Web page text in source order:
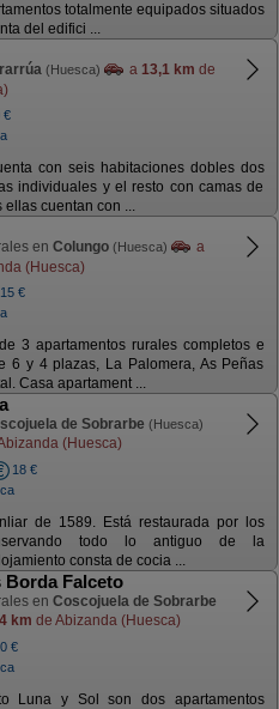
totalmente equipados situados
del edifici ...
(Huesca) a 13,1 km de
€
con seis habitaciones dobles dos
individuales y el resto con camas de
ellas cuentan con ...
en Colungo (Huesca)
a
(Huesca)
15 €
3 apartamentos rurales completos e
6 y 4 plazas, La Palomera, As Peñas
Casa apartament ...
de Sobrarbe (Huesca)
(Huesca)
18 €
de 1589. Está restaurada por los
todo lo antiguo de la
consta de cocia ...
Borda Falceto
en Coscojuela de Sobrarbe
km de Abizanda (Huesca)
€
Luna y Sol son dos apartamentos